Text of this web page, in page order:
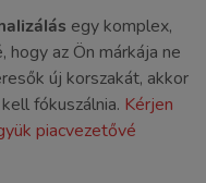
egy komplex,
az Ön márkája ne
új korszakát, akkor
fókuszálnia. Kérjen
piacvezetővé